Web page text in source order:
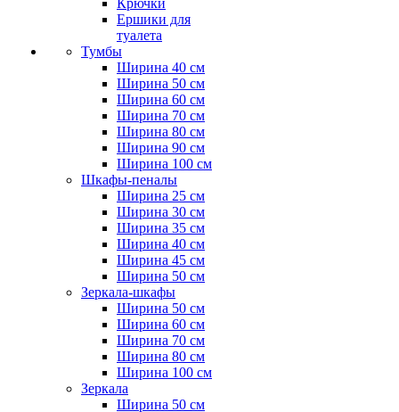
Крючки
Ершики для
туалета
Тумбы
Ширина 40 см
Ширина 50 см
Ширина 60 см
Ширина 70 см
Ширина 80 см
Ширина 90 см
Ширина 100 см
Шкафы-пеналы
Ширина 25 см
Ширина 30 см
Ширина 35 см
Ширина 40 см
Ширина 45 см
Ширина 50 см
Зеркала-шкафы
Ширина 50 см
Ширина 60 см
Ширина 70 см
Ширина 80 см
Ширина 100 см
Зеркала
Ширина 50 см